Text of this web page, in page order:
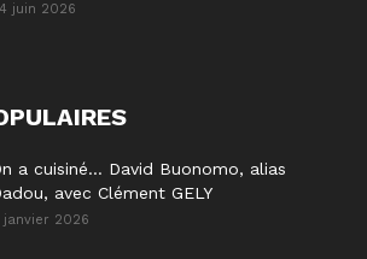
juin 2026
a cuisiné… David Buonomo, alias
avec Clément GELY
janvier 2026